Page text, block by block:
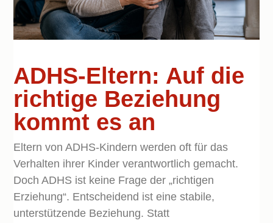
ADHS-Eltern: Auf die
richtige Beziehung
kommt es an
Eltern von ADHS-Kindern werden oft für das
Verhalten ihrer Kinder verantwortlich gemacht.
Doch ADHS ist keine Frage der „richtigen
Erziehung“. Entscheidend ist eine stabile,
unterstützende Beziehung. Statt